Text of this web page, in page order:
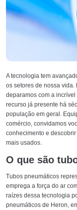
A tecnologia tem
os setores de nossa
deparamos com a
recurso já presente há
população em geral.
comércio, convidamos
conhecimento e
mais usados.
O que são
Tubos pneumáticos
emprega a força do ar
raízes dessa tecnologia
pneumáticos de Heron,